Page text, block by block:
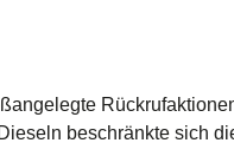
beschränkte sich